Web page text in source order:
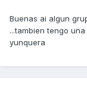
Buenas ai algun
...tambien tengo
yunquera